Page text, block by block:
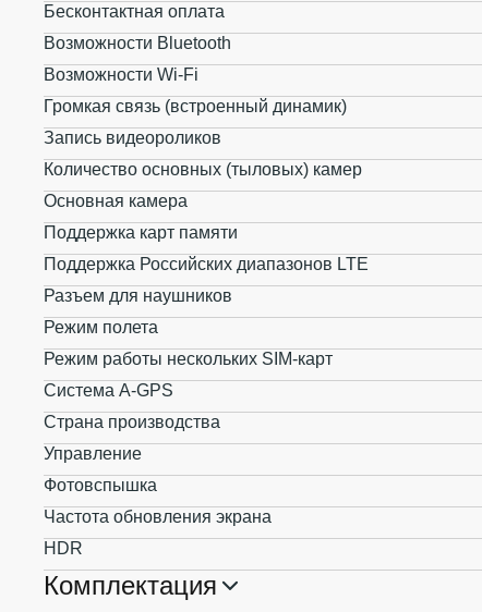
Бесконтактная оплата
Возможности Bluetooth
Возможности Wi-Fi
Громкая связь (встроенный динамик)
Запись видеороликов
Количество основных (тыловых) камер
Основная камера
Поддержка карт памяти
Поддержка Российских диапазонов LTE
Разъем для наушников
Режим полета
Режим работы нескольких SIM-карт
Система A-GPS
Страна производства
Управление
Фотовспышка
Частота обновления экрана
HDR
Комплектация